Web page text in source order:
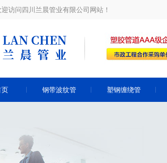
访问四川兰晨管业有限公司网站！
页 钢带波纹管 塑钢缠绕管